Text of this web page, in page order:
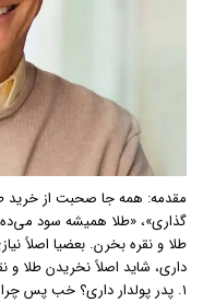
مقدمه: همه جا صحبت از خرید
گذاری»، «طلا همیشه سود
داری، شاید اصلاً نخریدن طلا و
۱. پدر پولدار داری؟ خب پس چرا طلا بخری؟ اگه پشتت گرمه، اگه …